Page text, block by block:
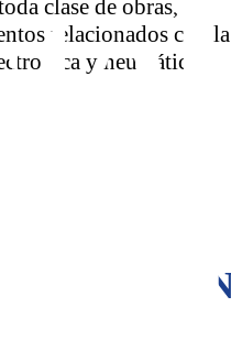
clase de obras,
relacionados con la
y neumática.